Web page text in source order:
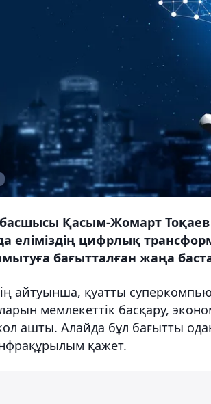
Қасым-Жомарт
еліміздің цифрлық
бағытталған жаңа
айтуынша, қуатты
мемлекеттік басқару,
ашты. Алайда бұл бағытты
қажет.